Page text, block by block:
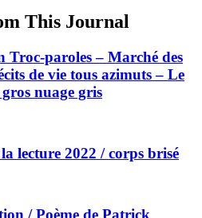
This Journal
Troc-paroles – Marché des
de vie tous azimuts – Le
nuage gris
lecture 2022 / corps brisé